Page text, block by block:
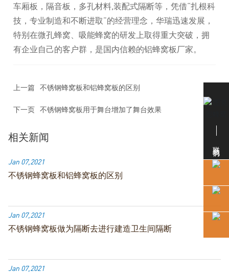
车厢板，隔音板，多孔材料,装配式隔断等，凭借“扎根科
技，专业制造和不断进取”的经营理念，华瑞迅速发展，
特别在微孔蜂窝、吸能蜂窝的研发上取得重大突破，拥
有企业自己的客户群，是国内信赖的铝蜂窝板厂家。
上一篇 不锈钢蜂窝板和铝蜂窝板的区别
下一页 不锈钢蜂窝板用于舞台增加了舞台效果
相关新闻
Jan 07,2021
不锈钢蜂窝板和铝蜂窝板的区别
Jan 07,2021
不锈钢蜂窝板做为隔断去进行建造卫生间隔断
Jan 07,2021